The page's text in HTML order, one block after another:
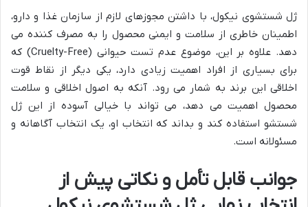
ژل شستشوی نیکول، با داشتن مجوزهای لازم از سازمان غذا و دارو،
اطمینان خاطری از سلامت و ایمنی محصول را به مصرف کننده می
دهد. علاوه بر این، موضوع عدم تست حیوانی (Cruelty-Free) که
برای بسیاری از افراد اهمیت زیادی دارد، یکی دیگر از نقاط قوت
اخلاقی این برند به شمار می رود. آنکه به اصول اخلاقی و سلامت
محصول اهمیت می دهد، می تواند با خیالی آسوده از این ژل
شستشو استفاده کند و بداند که انتخاب او، یک انتخاب آگاهانه و
مسئولانه است.
جوانب قابل تأمل و نکاتی پیش از